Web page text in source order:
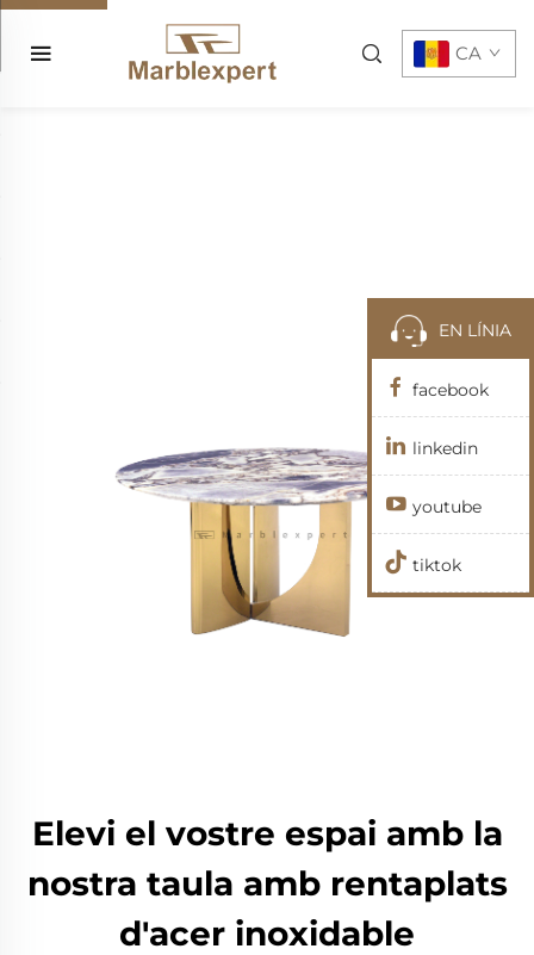
CA
Elevi el vostre espai amb la
nostra taula amb rentaplats
d'acer inoxidable
EN LÍNIA
facebook
linkedin
youtube
tiktok